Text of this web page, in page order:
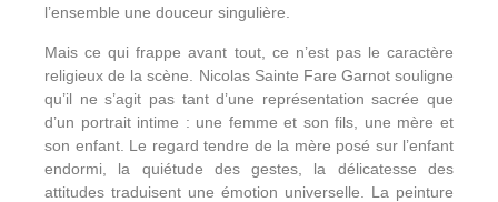
l’ensemble une douceur singulière.
Mais ce qui frappe avant tout, ce n’est pas le caractère
religieux de la scène. Nicolas Sainte Fare Garnot souligne
qu’il ne s’agit pas tant d’une représentation sacrée que
d’un portrait intime : une femme et son fils, une mère et
son enfant. Le regard tendre de la mère posé sur l’enfant
endormi, la quiétude des gestes, la délicatesse des
attitudes traduisent une émotion universelle. La peinture